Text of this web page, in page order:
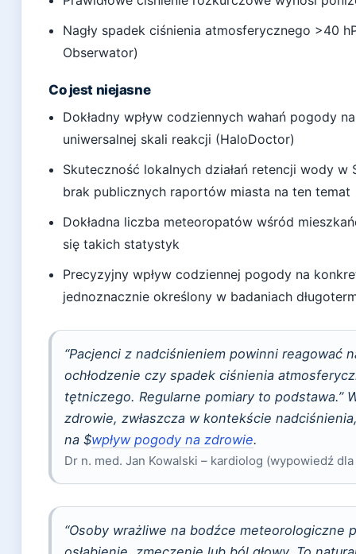
Nagły spadek ciśnienia atmosferycznego >40
Obserwator)
Co jest niejasne
Dokładny wpływ codziennych wahań pogody
uniwersalnej skali reakcji (HaloDoctor)
Skuteczność lokalnych działań retencji wody w
brak publicznych raportów miasta na ten temat
Dokładna liczba meteoropatów wśród
się takich statystyk
Precyzyjny wpływ codziennej pogody na
jednoznacznie określony w badaniach
“Pacjenci z nadciśnieniem powinni reagować
ochłodzenie czy spadek ciśnienia
tętniczego. Regularne pomiary to podstawa.”
zdrowie, zwłaszcza w kontekście
na $wpływ pogody na zdrowie.
Dr n. med. Jan Kowalski – kardiolog (wypowiedź
“Osoby wrażliwe na bodźce meteorologiczne